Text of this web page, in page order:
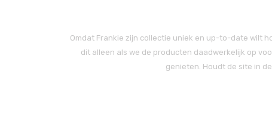
Omdat Frankie zijn collectie uniek en up-to-date wilt
dit alleen als we de producten daadwerkelijk op
genieten. Houdt de site in